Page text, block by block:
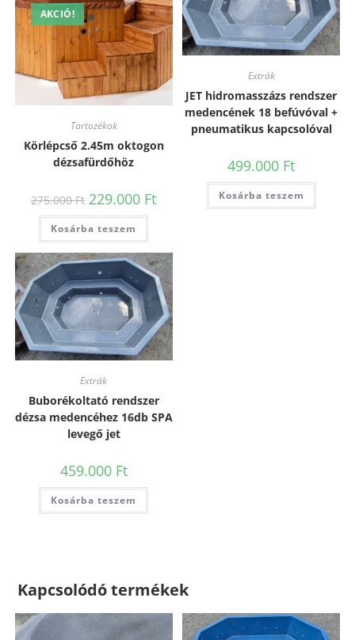
AKCIÓ!
Tartozékok
Körlépcső 2.45m oktogon
dézsafürdőhöz
275.000Ft 229.000 Ft
Kosárba teszem
Extrák
JET hidromasszázs rendszer
medencének 18 befúvóval +
pneumatikus kapcsolóval
499.000 Ft
Kosárba teszem
Extrák
Buborékoltató rendszer
dézsa medencéhez 16db SPA
levegő jet
459.000 Ft
Kosárba teszem
Kapcsolódó termékek